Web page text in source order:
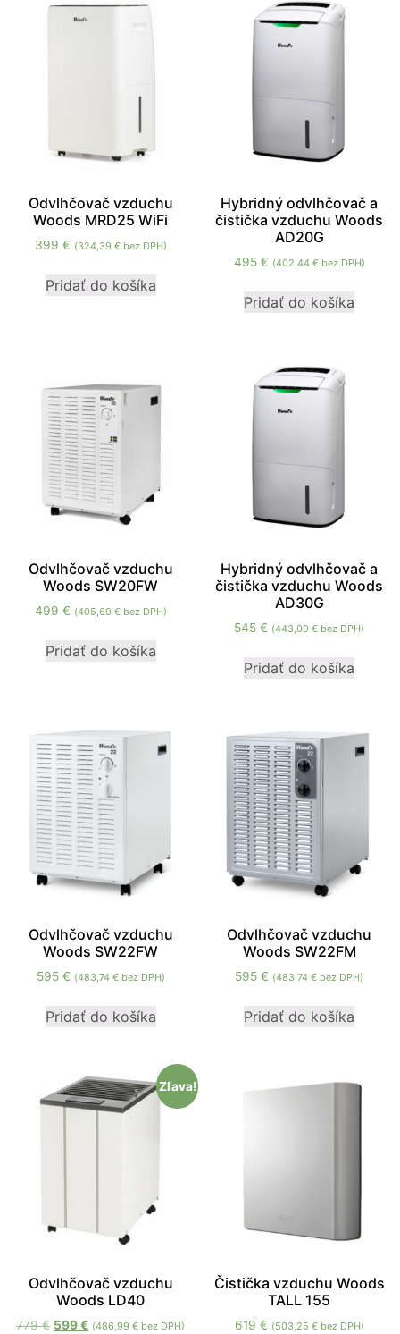
Odvlhčovač vzduchu
Woods MRD25 WiFi
399 € (324,39 €bez DPH)
Pridať do košíka
Hybridný odvlhčovač a
čistička vzduchu Woods
AD20G
495 € (402,44 €bez DPH)
Pridať do košíka
Odvlhčovač vzduchu
Woods SW20FW
499 € (405,69 €bez DPH)
Pridať do košíka
Hybridný odvlhčovač a
čistička vzduchu Woods
AD30G
545€ (443,09€ bez DPH)
Pridať do košíka
Odvlhčovač vzduchu
Woods SW22FW
595 € (483,74 €bez DPH)
Pridať do košíka
Odvlhčovač vzduchu
Woods SW22FM
595€ (483,74€ bez DPH)
Pridať do košíka
Zľava!
Odvlhčovač vzduchu
Woods LD40
779€ 599€ (486,99€ bez DPH)
Čistička vzduchu Woods
TALL 155
619 € (503,25 €bez DPH)